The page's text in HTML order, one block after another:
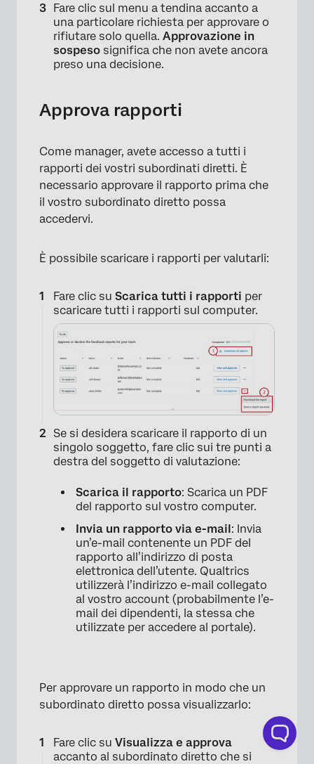
×
Fare clic sul menu a tendina accanto a
una particolare richiesta per approvare o
rifiutare solo quella. Approvazione in
sospeso significa che non avete ancora
preso una decisione.
Approva rapporti
Come manager, avete accesso a tutti i
rapporti dei vostri subordinati diretti. È
necessario approvare il rapporto prima che
il vostro subordinato diretto possa
accedervi.
È possibile scaricare i rapporti per valutarli:
Fare clic su Scarica tutti i rapporti per
scaricare tutti i rapporti sul computer.
Se si desidera scaricare il rapporto di un
singolo soggetto, fare clic sui tre punti a
destra del soggetto di valutazione:
Scarica il rapporto: Scarica un PDF
del rapporto sul vostro computer.
Invia un rapporto via e-mail : Invia
un’e-mail contenente un PDF del
rapporto all’indirizzo di posta
elettronica dell’utente. Qualtrics
utilizzerà l’indirizzo e-mail collegato
al vostro account (probabilmente l’e-
mail dei dipendenti, la stessa che
utilizzate per accedere al portale).
Per approvare un rapporto in modo che un
subordinato diretto possa visualizzarlo:
Fare clic su Visualizza e approva
accanto al subordinato diretto che si